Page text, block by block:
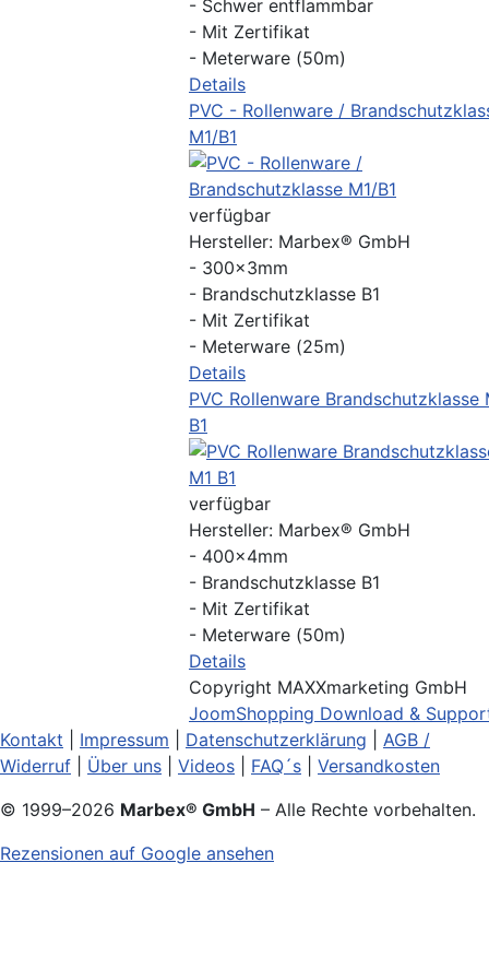
- Schwer entflammbar
- Mit Zertifikat
- Meterware (50m)
Details
PVC - Rollenware /
M1/B1
verfügbar
Hersteller: Marbex® GmbH
- 300x3mm
- Brandschutzklasse B1
- Mit Zertifikat
- Meterware (25m)
Details
PVC Rollenware Brandschutzklasse
B1
verfügbar
Hersteller: Marbex® GmbH
- 400x4mm
- Brandschutzklasse B1
- Mit Zertifikat
- Meterware (50m)
Details
Copyright MAXXmarketing GmbH
JoomShopping Download &
Kontakt
Impressum Datenschutzerklärung
AGB /
Widerruf
Über uns Videos FAQ´s
Versandkosten
© 1999–2026 Marbex® GmbH – Alle Rechte vorbehalten.
Rezensionen auf Google ansehen